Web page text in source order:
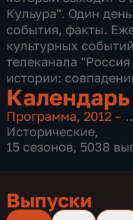
Кульура". Один
события, факты.
культурных
телеканала
истории:
Календарь
Программа,2012 –
Исторические,
15 сезонов, 5038
Выпуски